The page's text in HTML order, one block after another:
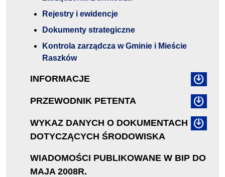
Rejestry i ewidencje
Dokumenty strategiczne
Kontrola zarządcza w Gminie i Mieście
Raszków
INFORMACJE
PRZEWODNIK PETENTA
WYKAZ DANYCH O DOKUMENTACH
DOTYCZĄCYCH ŚRODOWISKA
WIADOMOŚCI PUBLIKOWANE W BIP DO
MAJA 2008R.